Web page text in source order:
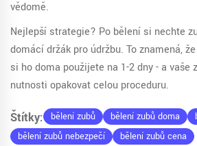
vědomě.
Nejlepší strategie? Po bělení si nechte
domácí držák pro údržbu. To znamená,
si ho doma použijete na 1-2 dny - a vaše
nutnosti opakovat celou proceduru.
Štítky: bělení zubů bělení zubů doma
bělení zubů nebezpečí
bělení zubů cena